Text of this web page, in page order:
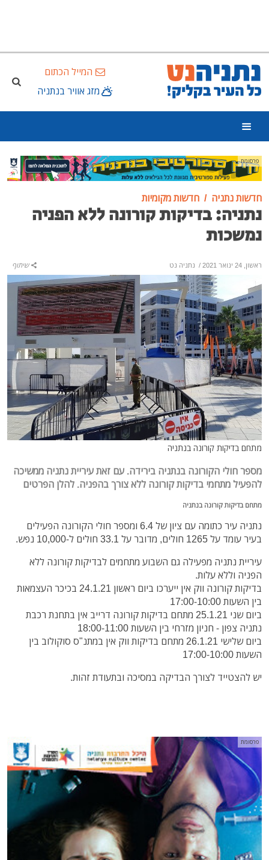
המייל הכתום
מזג אוויר בנתניה
פרסומת
חדשות נתניה חדשות מקומיות
נתניה: בדיקות קורונה ללא הפניה
נמשכות
ראשון, 24 ינואר 2021 / נתניה נט שיתוף
מתחם בדיקות קורונה בנתניה
מספר חולי הקורונה בנתניה בירידה. עם זאת עיריית נתניה ממשיכה
להפעיל מתחמי בדיקות קורונה ללא צורך בהפניה. להלן הפרטים
מתחם בדיקות קורונה בנתניה
נתניה עיר כתומה עם ציון של 6.4 ומספר חולי הקורונה הפעילים
בעיר עומד על 1265 חולים, מדובר על 33.1 חולים ל-10,000 נפש.
עיריית נתניה מפעילה גם השבוע מתחמים לבדיקות קורונה ללא
הפניה וללא עלות.
בדיקות קורונה ווק אין ייערכו ביום ראשון 24.1.21 בכיכר העצמאות
בין השעות 17:00-10:00
ביום שני 25.1.21 מתחם בדיקות קורונה דרייב אין בתחנת רכבת
נתניה צפון - חניון מזרחי בין השעות 18:00-11:00
ביום שלישי 26.1.21 מתחם בדיקות ווק אין במתנ"ס סוקולוב בין
השעות 17:00-10:00
יש להצטייד לצורך הבדיקה במסיכה ובתעודת זהות.
פרסומת